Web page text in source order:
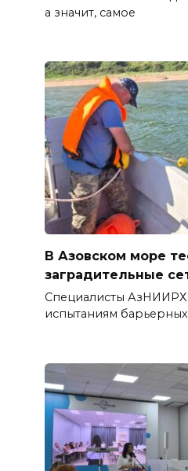
а значит, самое
В Азовском море
заградительные
Специалисты АзНИИРХ
испытаниям барьерных